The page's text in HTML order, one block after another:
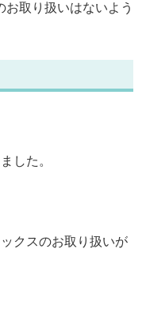
お取り扱いはないよう
した。
クスのお取り扱いが